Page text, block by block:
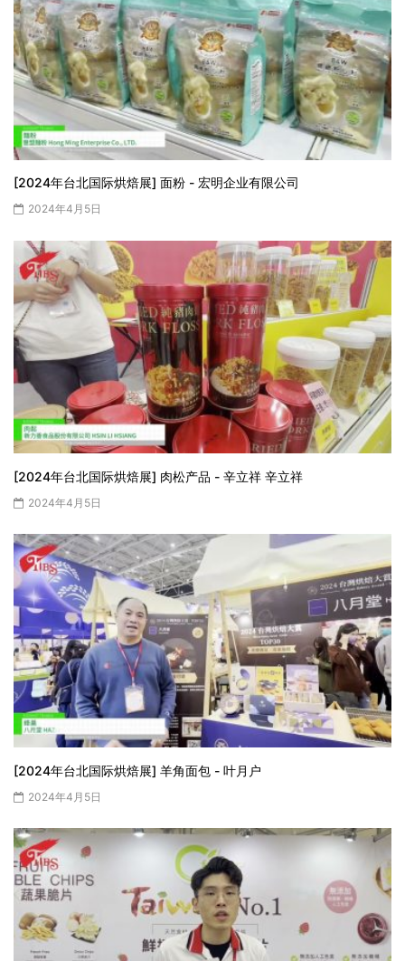
[2024年台北国际烘焙展] 面粉 - 宏明企业有限公司
2024年4月5日
[2024年台北国际烘焙展] 肉松产品 - 辛立祥 辛立祥
2024年4月5日
[2024年台北国际烘焙展] 羊角面包 - 叶月户
2024年4月5日